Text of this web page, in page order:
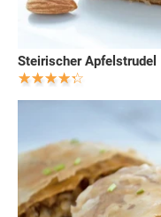
Steirischer Apfelstrudel